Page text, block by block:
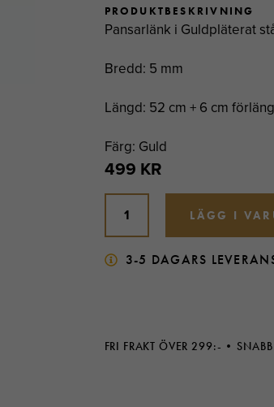
PRODUKTBESKRIVNING
Pansarlänk i Guldpläterat
Bredd: 5 mm
Längd: 52 cm + 6 cm
Färg: Guld
499 KR
LÄGG I
3-5 DAGARS
FRI FRAKT ÖVER 299:-